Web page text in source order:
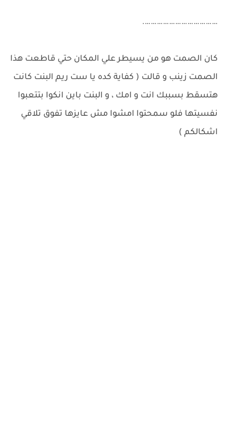
……………………………….
كان الصمت هو من يسيطر علي المكان حتي قاطعت هذا
الصمت زينب و قالت ( كفاية كده يا ست ريم البنت كانت
هتسقط بسببك انت و امك ، و البنت باين انكوا بتتعبوا
نفسيتها فلو سمحتوا امشوا مش عايزها تفوق تلاقي
اشكالكم )